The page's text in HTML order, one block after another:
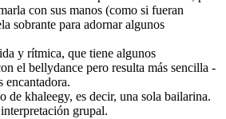
con sus manos (como si fueran
sobrante para adornar algunos
y rítmica, que tiene algunos
el bellydance pero resulta más sencilla -
encantadora.
de khaleegy, es decir, una sola bailarina.
grupal.